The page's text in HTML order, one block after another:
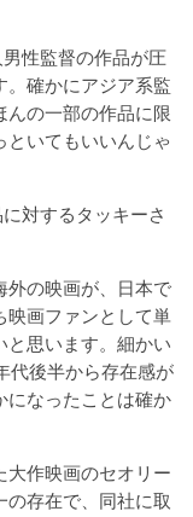
性監督の作品が圧
。確かにアジア系監
んの一部の作品に限
といてもいいんじゃ
対するタッキーさ
外の映画が、日本で
映画ファンとして単
と思います。細かい
代後半から存在感が
になったことは確か
作映画のセオリー
の存在で、同社に取